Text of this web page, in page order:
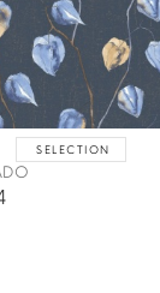
SELECTION